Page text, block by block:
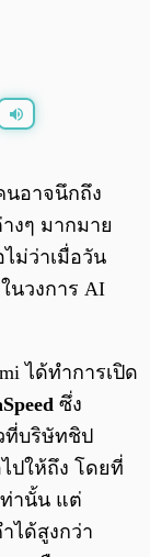
นอาจนึกถึง
งๆ มากมาย
ม่ว่าเมื่อวัน
นวงการ AI
ได้ทำการเปิด
ซึ่ง
ที่บริษัทชิป
ปให้ถึง โดยที่
านั้น แต่
ได้สูงกว่า